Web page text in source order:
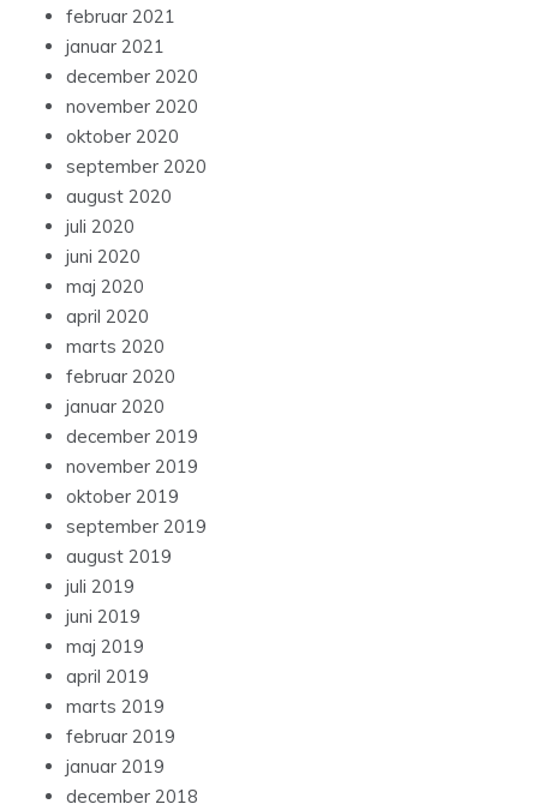
februar 2021
januar 2021
december 2020
november 2020
oktober 2020
september 2020
august 2020
juli 2020
juni 2020
maj 2020
april 2020
marts 2020
februar 2020
januar 2020
december 2019
november 2019
oktober 2019
september 2019
august 2019
juli 2019
juni 2019
maj 2019
april 2019
marts 2019
februar 2019
januar 2019
december 2018